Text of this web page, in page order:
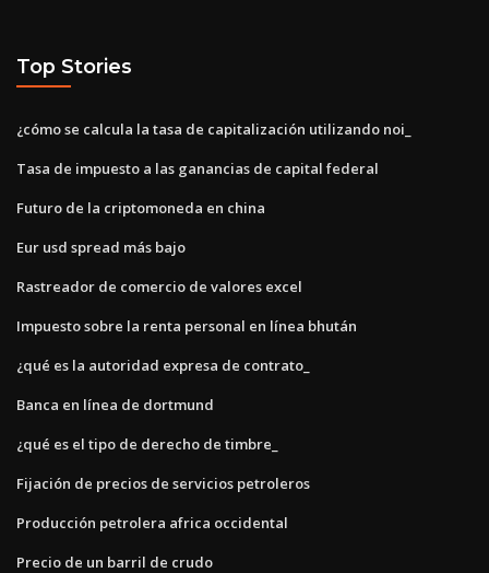
Top Stories
¿cómo se calcula la tasa de capitalización utilizando noi_
Tasa de impuesto a las ganancias de capital federal
Futuro de la criptomoneda en china
Eur usd spread más bajo
Rastreador de comercio de valores excel
Impuesto sobre la renta personal en línea bhután
¿qué es la autoridad expresa de contrato_
Banca en línea de dortmund
¿qué es el tipo de derecho de timbre_
Fijación de precios de servicios petroleros
Producción petrolera africa occidental
Precio de un barril de crudo